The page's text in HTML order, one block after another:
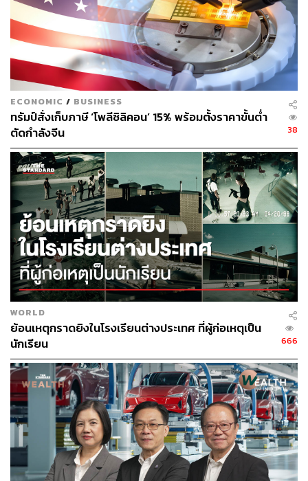
ทว่าความต้องการบริโภค จีนถือเป็นผู้บริโภคยางธรรมชาติ
รายใหญ่ที่สุดของโลก คิดเป็นประมาณ 45% ของความ
ต้องการทั้งหมดในปี 2024 สอดคล้องกับบทบาทของจีนใน
ฐานะผู้ผลิตยางรถยนต์รายใหญ่
ขณะที่ผู้ผลิตยางรายใหญ่ระดับโลก เช่น Michelin, Goodyear,
Bridgestone และ Continental ได้ขยายฐานการผลิตในจีน
และผู้ผลิตจีนอย่าง ZC Rubber และ Linglong Tire ก็เติบโต
อย่างรวดเร็วตามการขยายตัวของตลาดรถยนต์ไฟฟ้า (EV)
แม้เศรษฐกิจจีนจะชะลอตัวและเผชิญแรงกดดันด้านเงินเฟ้อ
ในช่วงที่ผ่านมา แต่ราคายางยังคงอยู่ในแนวโน้มขาขึ้นตั้งแต่
ปลายปี 2025
รายงานจาก ศูนย์วิจัยกรุงศรี ระบุว่าความขัดแย้งระหว่าง
สหรัฐฯ และอิหร่านได้ส่งผลให้เกิดทั้งการเร่งกักตุนสินค้าและ
การเปลี่ยนมาใช้ยางธรรมชาติมากขึ้นในภาคธุรกิจ
“คาดว่าแนวโน้มดังกล่าวจะยังคงดำเนินต่อไป แม้ปัญหาด้าน
โลจิสติกส์อาจคลี่คลายลง แต่แรงหนุนจากต้นทุนพลังงาน
โลกที่ยังสูง จะยังหนุนดีมานด์ในระยะยาว”
โดยในระยะกลางถึงระยะยาว ความต้องการยางธรรมชาติ
ในจีน คาดว่าจะเติบโตช้าลงและเข้าสู่ภาวะอิ่มตัวด้าน
ปริมาณ แต่ความต้องการ ‘ยางคุณภาพสูง’ มีแนวโน้มเพิ่มขึ้น
โดยเฉพาะเพื่อรองรับการเติบโตของตลาดรถยนต์ไฟฟ้า (EV)
ซึ่งมีน้ำหนักแบตเตอรี่ที่มากขึ้นและสมรรถนะการเร่งที่สูงขึ้น
ทำให้ต้องใช้ยางที่มีความทนทานมากขึ้นและมีสัดส่วนยาง
ECONOMIC / BUSINESS
ทรัมป์สั่งเก็บภาษี ‘โพลีซิลิคอน’ 15% พร้อมตั้งราคาขั้นต่ำ
ตัดกำลังจีน
38
WORLD
ย้อนเหตุกราดยิงในโรงเรียนต่างประเทศ ที่ผู้ก่อเหตุเป็น
นักเรียน
666